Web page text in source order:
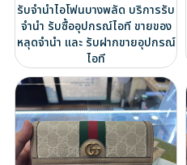
รับจำนำไอโฟนบางพลัด บริการรับ
จำนำ รับซื้ออุปกรณ์ไอที ขายของ
หลุดจำนำ และ รับฝากขายอุปกรณ์
ไอที